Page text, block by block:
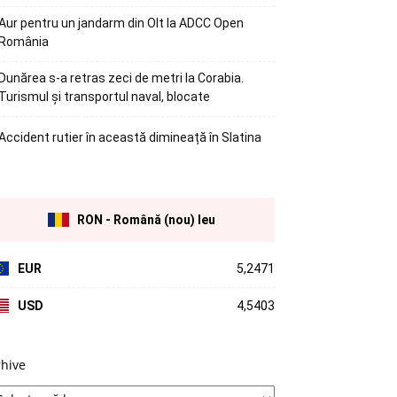
pentru un jandarm din Olt la ADCC Open
s-a retras zeci de metri la Corabia.
și transportul naval, blocate
rutier în această dimineață în Slatina
RON - Română (nou) leu
EUR 5,2471
USD 4,5403